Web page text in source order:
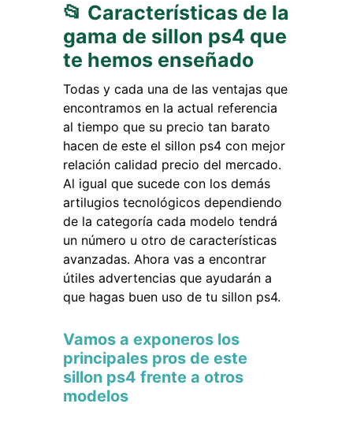
📂 Características de la
gama de sillon ps4 que
te hemos enseñado
Todas y cada una de las ventajas que
encontramos en la actual referencia
al tiempo que su precio tan barato
hacen de este el sillon ps4 con mejor
relación calidad precio del mercado.
Al igual que sucede con los demás
artilugios tecnológicos dependiendo
de la categoría cada modelo tendrá
un número u otro de características
avanzadas. Ahora vas a encontrar
útiles advertencias que ayudarán a
que hagas buen uso de tu sillon ps4.
Vamos a exponeros los
principales pros de este
sillon ps4 frente a otros
modelos